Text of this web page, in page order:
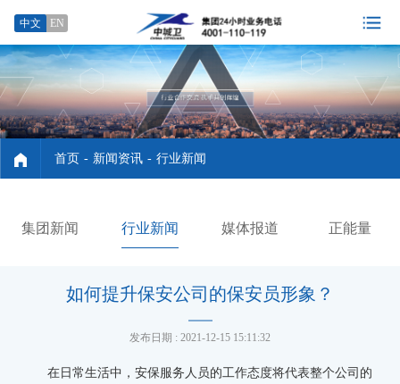
中文 EN
首页 - 新闻资讯 - 行业新闻
集团新闻 行业新闻 媒体报道 正能量
如何提升保安公司的保安员形象？
发布日期 : 2021-12-15 15:11:32
在日常生活中，安保服务人员的工作态度将代表整个公司的